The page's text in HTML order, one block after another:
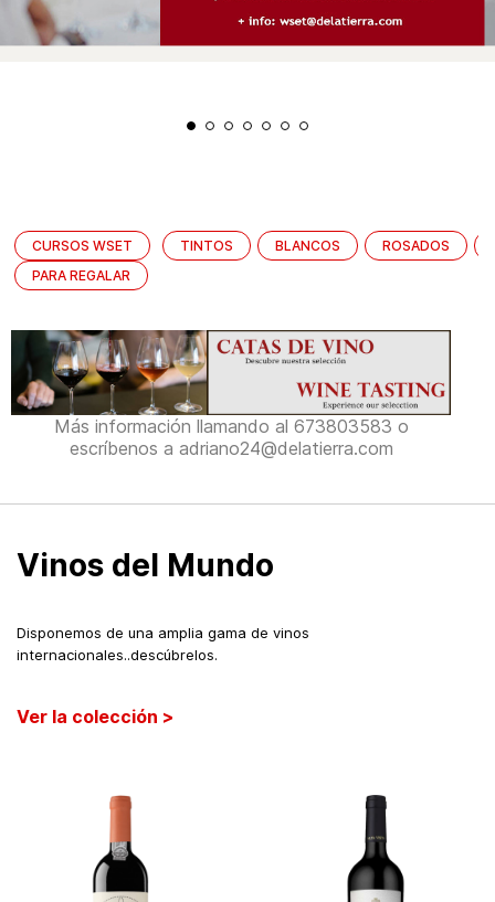
CURSOS WSET TINTOS BLANCOS ROSADOS
PARA REGALAR
Más información llamando al 673803583 o
escríbenos a adriano24@delatierra.com
Vinos del Mundo
Disponemos de una amplia gama de vinos
internacionales..descúbrelos.
Ver la colección >